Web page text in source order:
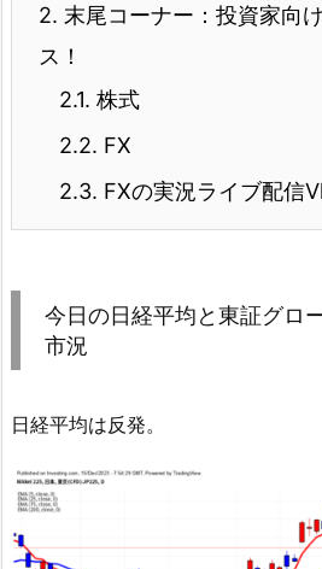
2. 末尾コーナー：投資家向
ス！
2.1. 株式
2.2. FX
2.3. FXの実況ライブ配信
今日の日経平均と東証グロ
市況
日経平均は反発。